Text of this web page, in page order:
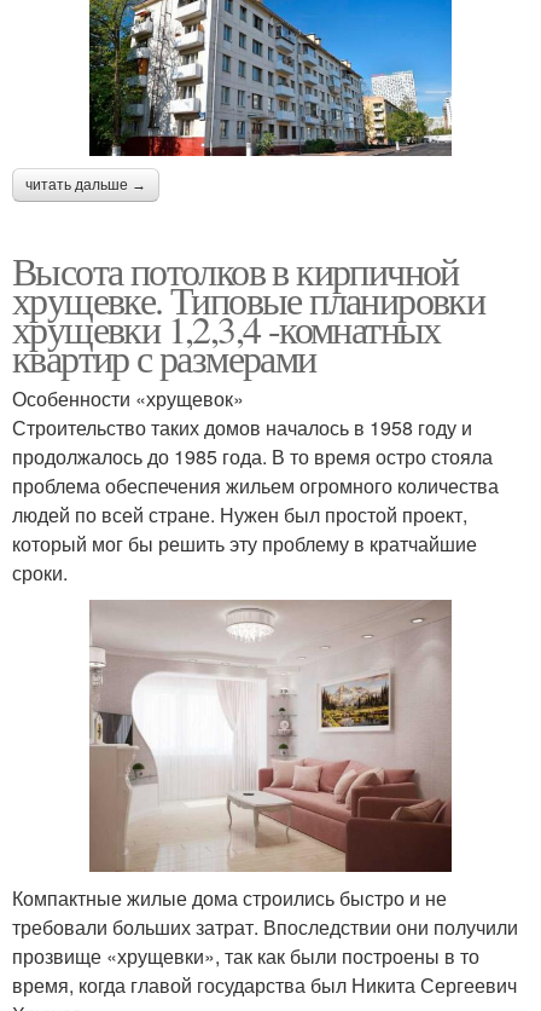
читать дальше →
Высота потолков в кирпичной
хрущевке. Типовые планировки
хрущевки 1,2,3,4 -комнатных
квартир с размерами
Особенности «хрущевок»
Строительство таких домов началось в 1958 году и
продолжалось до 1985 года. В то время остро стояла
проблема обеспечения жильем огромного количества
людей по всей стране. Нужен был простой проект,
который мог бы решить эту проблему в кратчайшие
сроки.
Компактные жилые дома строились быстро и не
требовали больших затрат. Впоследствии они получили
прозвище «хрущевки», так как были построены в то
время, когда главой государства был Никита Сергеевич